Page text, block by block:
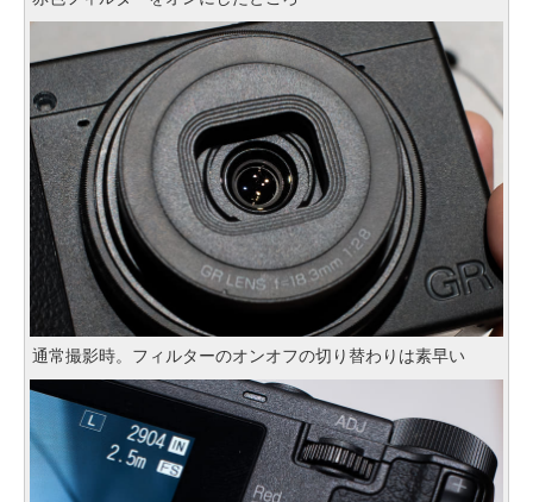
通常撮影時。フィルターのオンオフの切り替わりは素早い